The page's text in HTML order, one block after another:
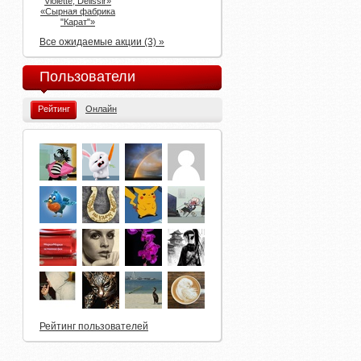
«Сырная фабрика
"Карат"»
Все ожидаемые акции (3) »
Пользователи
Рейтинг Онлайн
Рейтинг пользователей